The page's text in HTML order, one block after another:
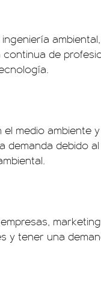
de
medio ambiente
demanda debido
y tener una